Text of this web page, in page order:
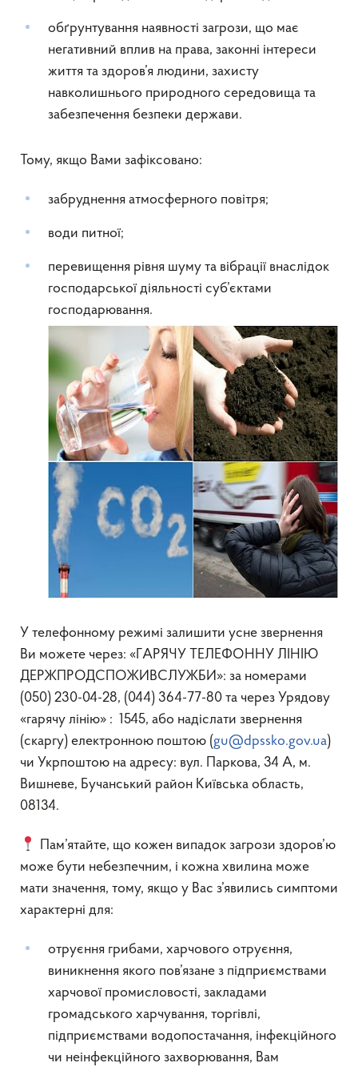
обґрунтування наявності загрози, що має
негативний вплив на права, законні інтереси
життя та здоров’я людини, захисту
навколишнього природного середовища та
забезпечення безпеки держави.
Тому, якщо Вами зафіксовано:
забруднення атмосферного повітря;
води питної;
перевищення рівня шуму та вібрації внаслідок
господарської діяльності суб’єктами
господарювання.
У телефонному режимі залишити усне звернення
Ви можете через: «ГАРЯЧУ ТЕЛЕФОННУ ЛІНІЮ
ДЕРЖПРОДСПОЖИВСЛУЖБИ»: за номерами
(050) 230-04-28, (044) 364-77-80 та через Урядову
«гарячу лінію» : 1545, або надіслати звернення
(скаргу) електронною поштою (gu@dpssko.gov.ua)
чи Укрпоштою на адресу: вул. Паркова, 34 А, м.
Вишневе, Бучанський район Київська область,
08134.
Пам’ятайте, що кожен випадок загрози здоров’ю
може бути небезпечним, і кожна хвилина може
мати значення, тому, якщо у Вас з’явились симптоми
характерні для:
отруєння грибами, харчового отруєння,
виникнення якого пов’язане з підприємствами
харчової промисловості, закладами
громадського харчування, торгівлі,
підприємствами водопостачання, інфекційного
чи неінфекційного захворювання, Вам